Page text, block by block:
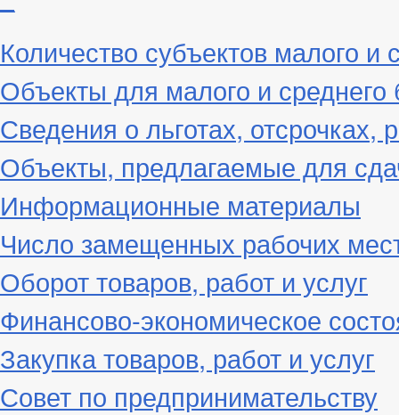
Количество субъектов малого и
Объекты для малого и среднего
Сведения о льготах, отсрочках,
Объекты, предлагаемые для
Информационные материалы
Число замещенных рабочих
Оборот товаров, работ и услуг
Финансово-экономическое
Закупка товаров, работ и услуг
Совет по предпринимательству